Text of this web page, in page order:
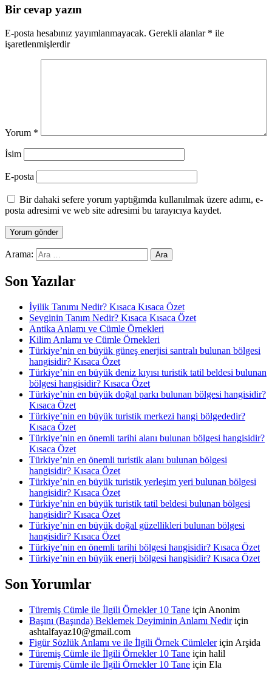
Bir cevap yazın
E-posta hesabınız yayımlanmayacak. Gerekli alanlar * ile
işaretlenmişlerdir
Yorum *
İsim
E-posta
Bir dahaki sefere yorum yaptığımda kullanılmak üzere adımı, e-
posta adresimi ve web site adresimi bu tarayıcıya kaydet.
Arama:
Son Yazılar
İyilik Tanımı Nedir? Kısaca Kısaca Özet
Sevginin Tanım Nedir? Kısaca Kısaca Özet
Antika Anlamı ve Cümle Örnekleri
Kilim Anlamı ve Cümle Örnekleri
Türkiye’nin en büyük güneş enerjisi santralı bulunan bölgesi
hangisidir? Kısaca Özet
Türkiye’nin en büyük deniz kıyısı turistik tatil beldesi bulunan
bölgesi hangisidir? Kısaca Özet
Türkiye’nin en büyük doğal parkı bulunan bölgesi hangisidir?
Kısaca Özet
Türkiye’nin en büyük turistik merkezi hangi bölgededir?
Kısaca Özet
Türkiye’nin en önemli tarihi alanı bulunan bölgesi hangisidir?
Kısaca Özet
Türkiye’nin en önemli turistik alanı bulunan bölgesi
hangisidir? Kısaca Özet
Türkiye’nin en büyük turistik yerleşim yeri bulunan bölgesi
hangisidir? Kısaca Özet
Türkiye’nin en büyük turistik tatil beldesi bulunan bölgesi
hangisidir? Kısaca Özet
Türkiye’nin en büyük doğal güzellikleri bulunan bölgesi
hangisidir? Kısaca Özet
Türkiye’nin en önemli tarihi bölgesi hangisidir? Kısaca Özet
Türkiye’nin en büyük enerji bölgesi hangisidir? Kısaca Özet
Son Yorumlar
Türemiş Cümle ile İlgili Örnekler 10 Tane için Anonim
Başını (Başında) Beklemek Deyiminin Anlamı Nediriçin
ashtalfayaz10@gmail.com
Figür Sözlük Anlamı ve ile İlgili Örnek Cümleleriçin Arşida
Türemiş Cümle ile İlgili Örnekler 10 Tane için halil
Türemiş Cümle ile İlgili Örnekler 10 Tane için Ela